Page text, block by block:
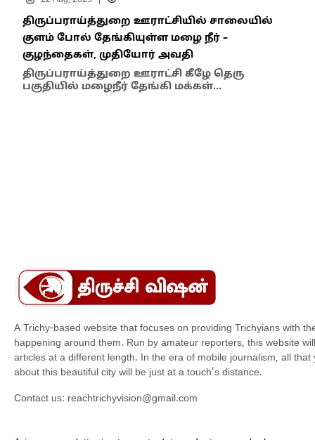
திருப்பராய்த்துறை ஊராட்சியில் சாலையில்
குளம் போல் தேங்கியுள்ள மழை நீர் –
குழந்தைகள், முதியோர் அவதி
திருப்பராய்த்துறை ஊராட்சி கீழே தெரு
பகுதியில் மழைநீர் தேங்கி மக்கள்…
A Trichy-based website that focuses on providing Trichyians with
happening around them. Run by amateur reporters, this website
articles at a different length. In the era of mobile journalism, all that
about this beautiful city will be just at a touch's distance.
Contact us: reachtrichyvision@gmail.com